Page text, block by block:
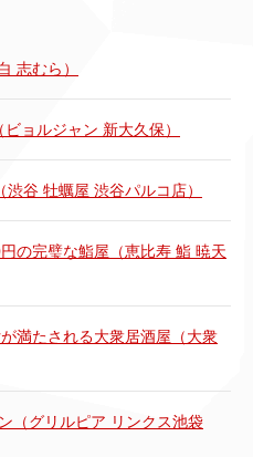
志むら）
ョルジャン 新大久保）
谷 牡蠣屋 渋谷パルコ店）
の完璧な鮨屋（恵比寿 鮨 暁天
満たされる大衆居酒屋（大衆
（グリルピア リンクス池袋